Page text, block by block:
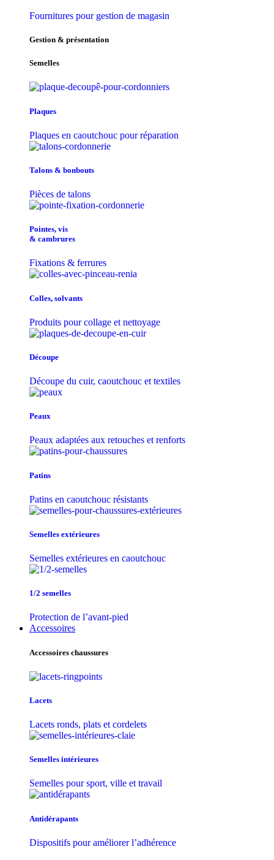
Fournitures pour gestion de magasin
Gestion & présentation
Semelles
Plaques
Plaques en caoutchouc pour réparation
Talons & bonbouts
Pièces de talons
Pointes, vis
& cambrures
Fixations & ferrures
Colles, solvants
Produits pour collage et nettoyage
Découpe
Découpe du cuir, caoutchouc et textiles
Peaux
Peaux adaptées aux retouches et renforts
Patins
Patins en caoutchouc résistants
Semelles extérieures
Semelles extérieures en caoutchouc
1/2 semelles
Protection de l’avant-pied
Accessoires
Accessoires chaussures
Lacets
Lacets ronds, plats et cordelets
Semelles intérieures
Semelles pour sport, ville et travail
Antidérapants
Dispositifs pour améliorer l’adhérence